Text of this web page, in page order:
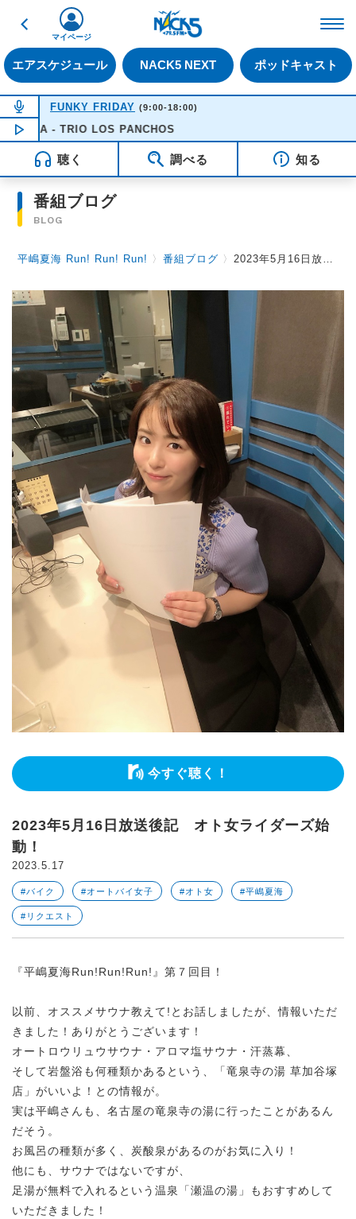
戻る
エアスケジュール NACK5 NEXT ポッドキャスト
マイページ
NOW ON AIR
FUNKY FRIDAY (9:00-18:00)
NOW PLAYING 11:25
- TRIO LOS PANCHOS
聴く 調べる 知る
番組ブログ
BLOG
平嶋夏海 Run! Run! Run! 〉番組ブログ 〉2023年5月16日放送後記 オト女ライダーズ始動！
今すぐ聴く！
2023年5月16日放送後記 オト女ライダーズ始
動！
2023.5.17
#バイク #オートバイ女子 #オト女 #平嶋夏海
#リクエスト
『平嶋夏海Run!Run!Run!』第７回目！
以前、オススメサウナ教えて!とお話しましたが、情報いただ
きました！ありがとうございます！
オートロウリュウサウナ・アロマ塩サウナ・汗蒸幕、
そして岩盤浴も何種類かあるという、「竜泉寺の湯 草加谷塚
店」がいいよ！との情報が。
実は平嶋さんも、名古屋の竜泉寺の湯に行ったことがあるん
だそう。
お風呂の種類が多く、炭酸泉があるのがお気に入り！
他にも、サウナではないですが、
足湯が無料で入れるという温泉「瀬温の湯」もおすすめして
いただきました！